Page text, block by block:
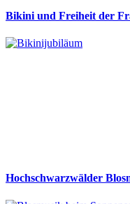
Bikini und Freiheit der
Hochschwarzwälder